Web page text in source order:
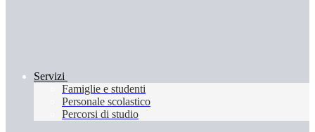
Servizi
Famiglie e studenti
Personale scolastico
Percorsi di studio